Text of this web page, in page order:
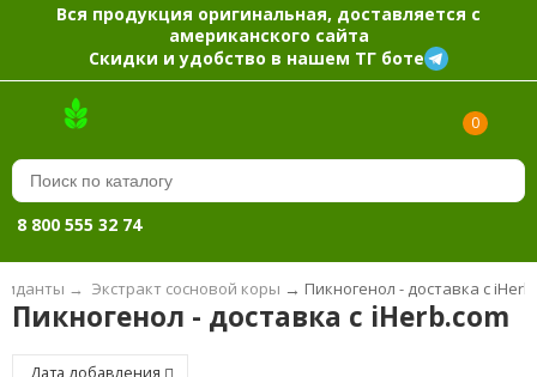
Вся продукция оригинальная, доставляется с
американского сайта
Скидки и удобство в нашем ТГ боте
0
8 800 555 32 74
→ Экстракт сосновой коры → Пикногенол - доставка с
Пикногенол - доставка с iHerb.com
Дата добавления